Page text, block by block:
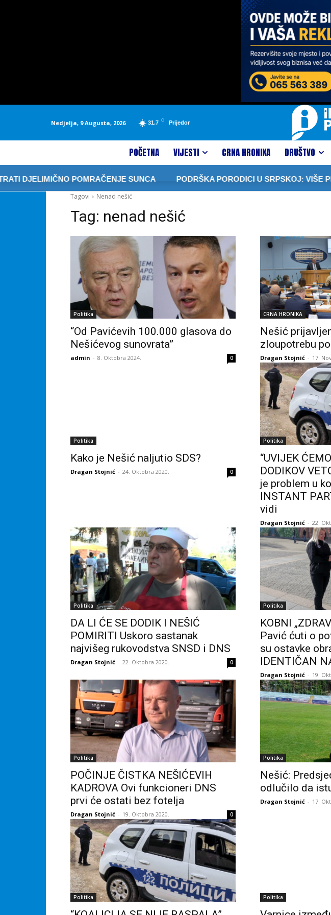
Nedjelja, 9 Augusta, 2026 31.7 C Prijedor
POČETNA VIJESTI CRNA HRONIKA DRUŠTVO
DJELIMIČNO POMRAČENJE SUNCA PODRŠKA PORODICI U SRPSKOJ: VIŠE
Tagovi
Nenad nešić
Tag: nenad nešić
Politika
“Od Pavićevih 100.000 glasova do
Nešićevog sunovrata”
admin - 8. Oktobra 2024. 0
CRNA HRONIKA
Nešić
zloupotrebu
Dragan Stojnić - 17.
Politika
Kako je Nešić naljutio SDS?
Dragan Stojnić - 24. Oktobra 2020. 0
Politika
“UVIJEK
DODIKOV
je problem u
INSTANT
vidi
Dragan Stojnić - 22.
Politika
DA LI ĆE SE DODIK I NEŠIĆ
POMIRITI Uskoro sastanak
najvišeg rukovodstva SNSD i DNS
Dragan Stojnić - 22. Oktobra 2020. 0
Politika
KOBNI
Pavić ćuti o
su ostavke
IDENTIČAN
Dragan Stojnić - 19.
Politika
POČINJE ČISTKA NEŠIĆEVIH
KADROVA Ovi funkcioneri DNS
prvi će ostati bez fotelja
Dragan Stojnić - 19. Oktobra 2020. 0
Politika
Nešić:
odlučilo da
Dragan Stojnić - 17.
Politika Politika